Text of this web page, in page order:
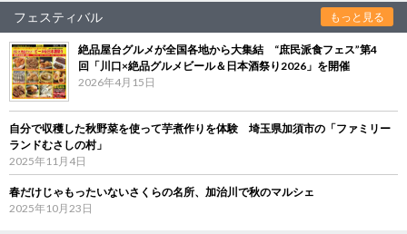
フェスティバル もっと見る
絶品屋台グルメが全国各地から大集結 “庶民派食フェス”第4
回「川口×絶品グルメビール＆日本酒祭り2026」を開催
2026年4月15日
自分で収穫した秋野菜を使って芋煮作りを体験 埼玉県加須市の「ファミリー
ランドむさしの村」
2025年11月4日
春だけじゃもったいないさくらの名所、加治川で秋のマルシェ
2025年10月23日